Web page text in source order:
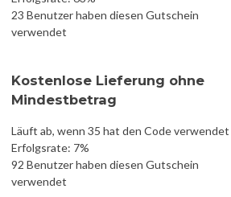
23 Benutzer haben diesen Gutschein
verwendet
Kostenlose Lieferung ohne
Mindestbetrag
Läuft ab, wenn 35 hat den Code verwendet
Erfolgsrate: 7%
92 Benutzer haben diesen Gutschein
verwendet